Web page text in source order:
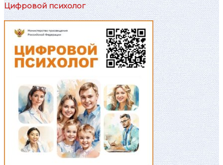
Цифровой психолог